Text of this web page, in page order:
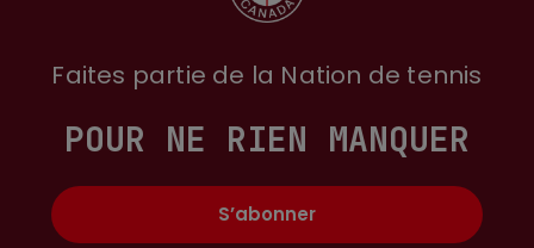
Faites partie de la Nation de tennis
POUR NE RIEN MANQUER
S’abonner